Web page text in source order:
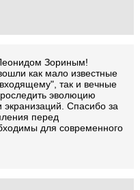
Зориным!
как мало известные
так и вечные
эволюцию
экранизаций. Спасибо за
перед
для современного